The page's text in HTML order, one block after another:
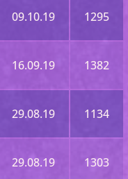
09.10.19 1295
16.09.19 1382
29.08.19 1134
29.08.19 1303